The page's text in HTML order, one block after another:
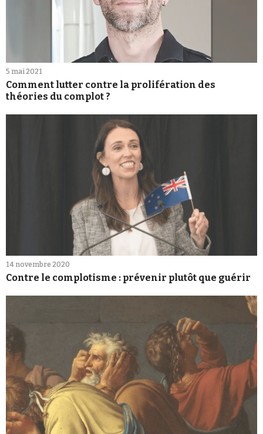
5 mai 2021
Comment lutter contre la prolifération des
théories du complot ?
14 novembre 2020
Contre le complotisme : prévenir plutôt que guérir